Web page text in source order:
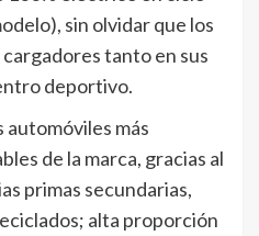
sin olvidar que los
tanto en sus
deportivo.
automóviles más
de la marca, gracias al
primas secundarias,
alta proporción